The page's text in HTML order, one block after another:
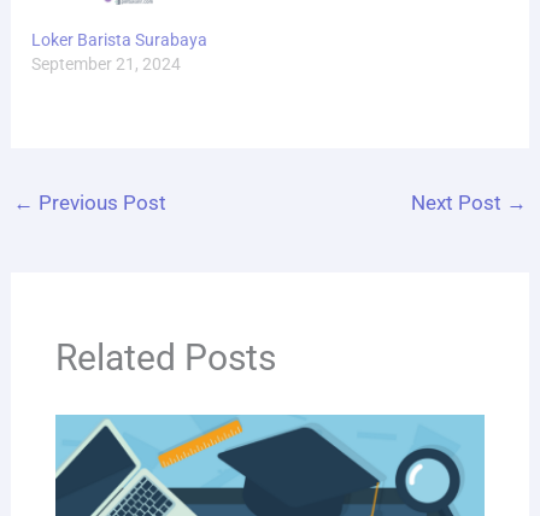
Loker Barista Surabaya
September 21, 2024
← Previous Post Next Post →
Related Posts